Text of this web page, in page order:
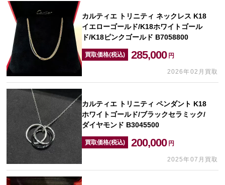
カルティエ トリニティ ネックレス K18
イエローゴールド/K18ホワイトゴール
ド/K18ピンクゴールド B7058800
買取価格(税込) 285,000 円
2026年02月買取
カルティエ トリニティ ペンダント K18
ホワイトゴールド/ブラックセラミック/
ダイヤモンド B3045500
買取価格(税込) 200,000 円
2025年07月買取